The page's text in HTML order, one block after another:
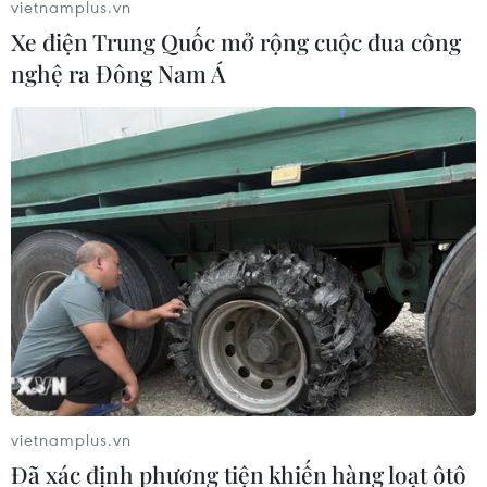
EZ Group và EG Tech tham gia sự kiện
Entech Vietnam 2021
16/11/2021 07:06
EZ Free Sheet của EZ Group là film dạng tấm sử dụng
vật liệu phát sáng đặc biệt với công nghệ kết dính
quang học được phát triển qua khoảng 700 thí nghiệm
trong hơn 3 năm.
vietnamplus.vn
Xe điện Trung Quốc mở rộng cuộc đua công
nghệ ra Đông Nam Á
vietnamplus.vn
Đã xác định phương tiện khiến hàng loạt ôtô